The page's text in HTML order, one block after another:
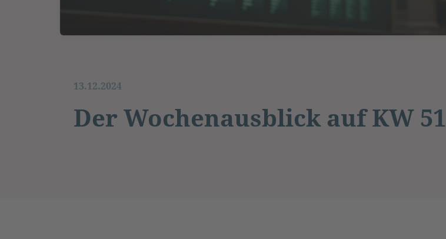
13.12.2024
Der Wochenausblick auf KW 51